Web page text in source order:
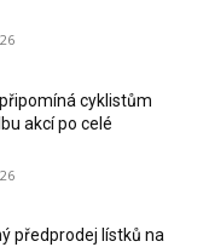
cyklistům
akcí po celé
předprodej lístků na